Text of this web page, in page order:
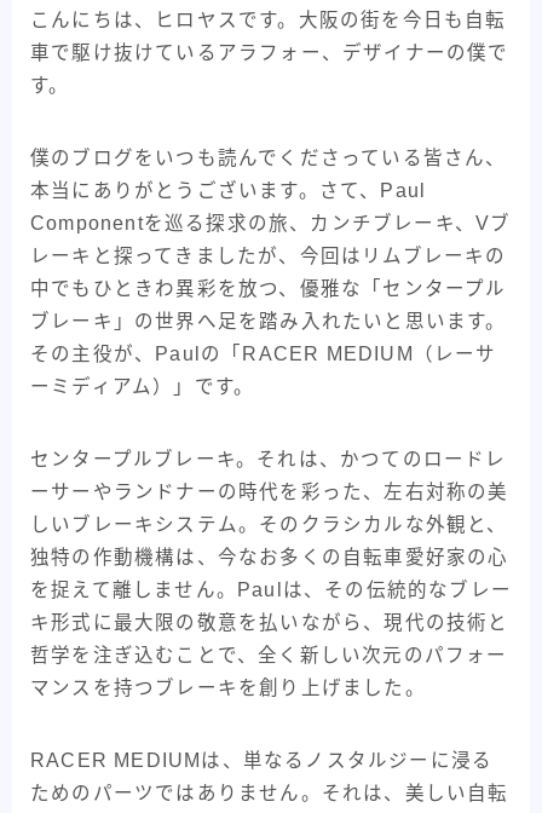
その他記事 8
30kmh巡航への道 ADEPT ARAYA
CHROME fairweather KONA
MagicCompornents MASI MIYATA NJS
ParkTools Paul salsa bikes
SHIMANO Surly swift industries
The Radavist TREK
イベント・フェス ギザプロダクツ ギヤ周り
クランクブラザーズ グリップ コンポ
コンポーネント ステム セライタリア
バイクメーカー紹介記事 パーツメーカー
ピスト・トラックバイク フレームバッグ
フレーム紹介記事 マキシス メッセンジャー
こんにちは、ヒロヤスです。大阪の街を今日も自転
車で駆け抜けているアラフォー、デザイナーの僕で
す。
僕のブログをいつも読んでくださっている皆さん、
本当にありがとうございます。さて、Paul
Componentを巡る探求の旅、カンチブレーキ、Vブ
レーキと探ってきましたが、今回はリムブレーキの
中でもひときわ異彩を放つ、優雅な「センタープル
ブレーキ」の世界へ足を踏み入れたいと思います。
その主役が、Paulの「RACER MEDIUM（レーサ
ーミディアム）」です。
センタープルブレーキ。それは、かつてのロードレ
ーサーやランドナーの時代を彩った、左右対称の美
しいブレーキシステム。そのクラシカルな外観と、
独特の作動機構は、今なお多くの自転車愛好家の心
を捉えて離しません。Paulは、その伝統的なブレー
キ形式に最大限の敬意を払いながら、現代の技術と
哲学を注ぎ込むことで、全く新しい次元のパフォー
マンスを持つブレーキを創り上げました。
RACER MEDIUMは、単なるノスタルジーに浸る
ためのパーツではありません。それは、美しい自転